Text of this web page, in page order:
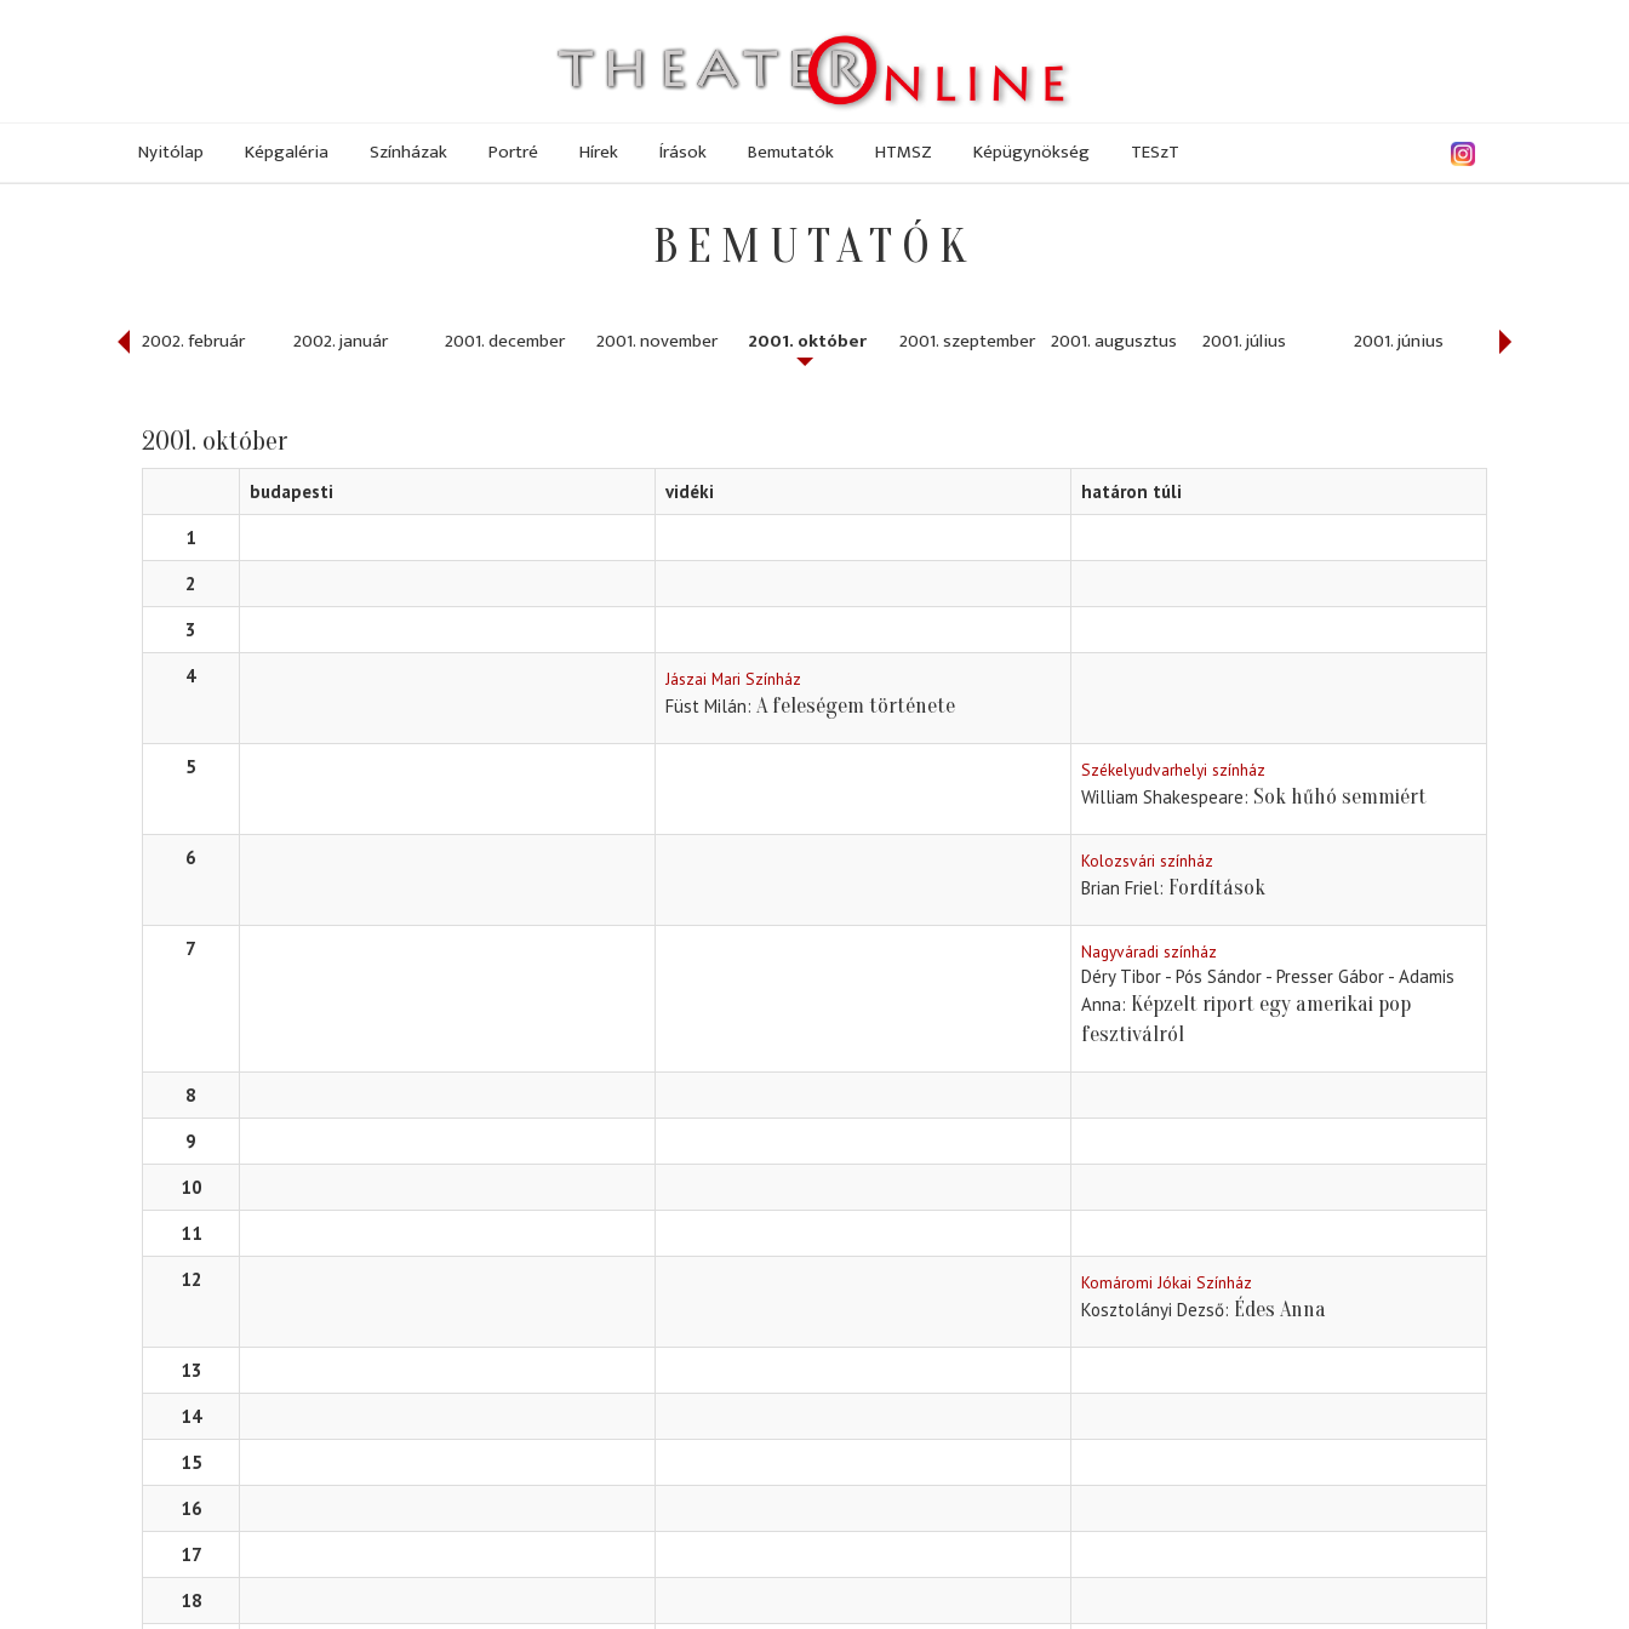
Nyitólap Képgaléria Színházak Portré Hírek Írások Bemutatók HTMSZ Képügynökség TESzT
BEMUTATÓK
2002. február 2002. január 2001. december 2001. november 2001. október 2001. szeptember 2001. augusztus 2001. július 2001. június 2001. május
2001. október
budapesti vidéki
határon túli
1
2
3
4
Jászai Mari Színház
Füst Milán A feleségem története
5 Székelyudvarhelyi színház
William Shakespeare Sok hűhó semmiért
6 Kolozsvári színház
Brian Friel Fordítások
7 Nagyváradi színház
Déry Tibor - Pós Sándor - Presser Gábor - Adamis
Anna Képzelt riport egy amerikai pop
fesztiválról
8
9
10
11
12
Komáromi Jókai Színház
Kosztolányi Dezső Édes Anna
13
14
15
16
17
18